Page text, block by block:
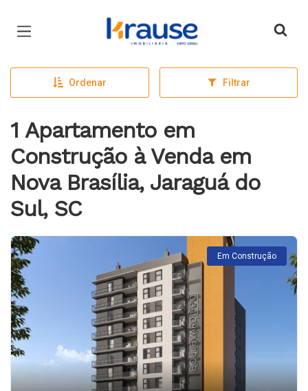
Página inicial
Ordenar Filtrar
1 Apartamento em
Construção à Venda em
Nova Brasília, Jaraguá do
Sul, SC
Em Construção